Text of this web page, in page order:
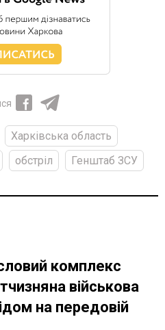
Харківська область
обстріл Генштаб ЗСУ
комплекс
військова
на передовій